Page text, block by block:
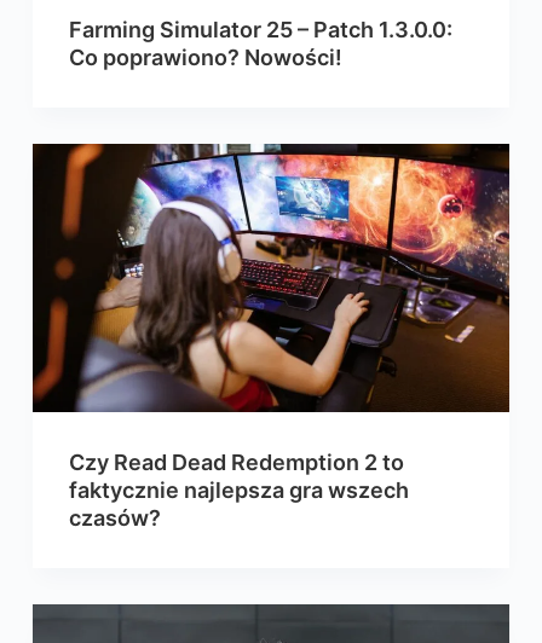
Farming Simulator 25 – Patch 1.3.0.0:
Co poprawiono? Nowości!
Czy Read Dead Redemption 2 to
faktycznie najlepsza gra wszech
czasów?